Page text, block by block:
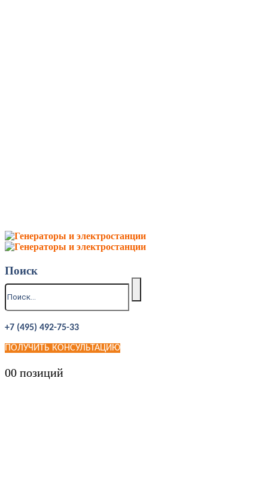
Поиск
+7 (495) 492-75-33
ПОЛУЧИТЬ КОНСУЛЬТАЦИЮ
00 позиций